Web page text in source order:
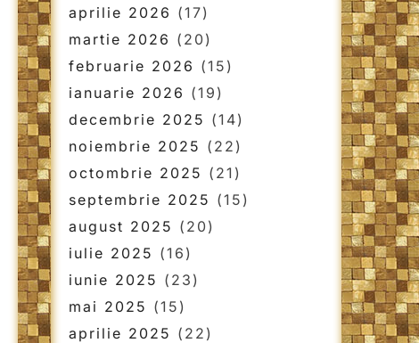
aprilie 2026 (17)
martie 2026 (20)
februarie 2026 (15)
ianuarie 2026 (19)
decembrie 2025 (14)
noiembrie 2025 (22)
octombrie 2025 (21)
septembrie 2025 (15)
august 2025 (20)
iulie 2025 (16)
iunie 2025 (23)
mai 2025 (15)
aprilie 2025 (22)